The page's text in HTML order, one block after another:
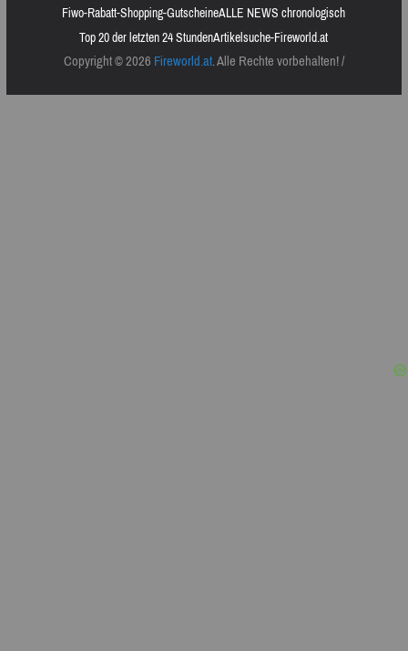
Fiwo-Rabatt-Shopping-GutscheineALLE NEWS chronologisch
Top 20 der letzten 24 StundenArtikelsuche-Fireworld.at
Copyright © 2026Fireworld.at. Alle Rechte vorbehalten! /